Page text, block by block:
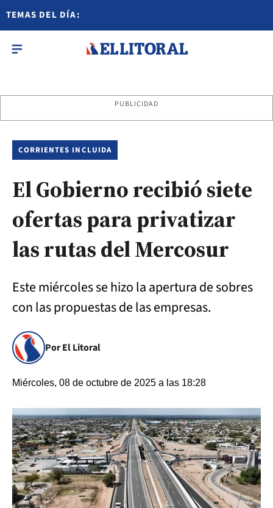
TEMAS DEL DÍA:
PUBLICIDAD
CORRIENTES INCLUIDA
El Gobierno recibió siete
ofertas para privatizar
las rutas del Mercosur
Este miércoles se hizo la apertura de sobres
con las propuestas de las empresas.
Por El Litoral
Miércoles, 08 de octubre de 2025 a las 18:28